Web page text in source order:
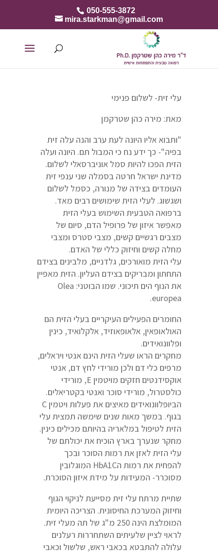
050-555-3872
mira.starkman@gmail.com
עלי זית- לשלום פנימי
מאת: מירה כהן שטרקמן
"ותבוא אליו היונה לעת ערב והנה עלה זית
בפיה"- כך ידע נח כי המבול תם. היונה ועלה
הזית הפכו להיות סמל אוניברסאלי לשלום.
מדינת ישראל חרטה בסמלה שני ענפי זית
העומדים בצידה של מנורה, כסמל לשלום
ושגשוג. לעלי הזית שימושים רבים מאד.
ברפואה הטבעית השימוש בעלי הזית
מאפשר איזון של פרופיל הדם, סיום של
מצבים רגשיים קשים, מצבי סטרס ומצבי
מחלה קשים וחיזוק כללי של האדם.
עלי הזית מואורכים, גלדניים, מלבינים בצידם
התחתון ומבריקים בצידם העליון. הזית מאפיין
את הנוף הים תיכוני. שמו הבוטני: Olea
europea.
החומרים הפעילים העיקריים בעלי הזית הם
האולאופאין, אלאופאוזיד, אלקלואיד, כינין
ופלוונואידים.
מחקרים הראו שעלי הזית הינם אנטי ויראלים,
מרפים כלי דם ולכן מורידי לחץ דם, אנטי
אוקסידנטים חזקים מויטמין E, מורידי
כולסטרול, מורידי סוכר ואנטי בקטריאלים.
הביופלוונואידים מאיצים את פעלות ויטמין C
בגוף. במשך מאות שנים שימשה תמצית עלי
הזית לטיפול במלאריה בהיותם מכילים כינין.
מחקר שנערך בארץ הוכיח את יכולתם של
עלי הזית לאזן את רמות הסוכר ובכך
להפחית את רמות הHbA1C המוגלובין
מסוכרר- המעידות על מידת איזון הסוכרת.
שתיית מרתח עלי זית מסייעת לניקוי הגוף
וחיזוק המערכת החיסונית. הצריכה היומית
המומלצת הינה 250 מ"ג של תה מעלי זית.
לראוי לציין שלעיתים השתחררות רעלנים
עלולה להתבטא בכאבי ראש, שלשול וכאבי